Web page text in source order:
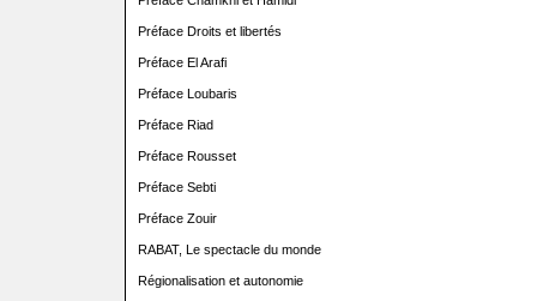
Préface Droits et libertés
Préface El Arafi
Préface Loubaris
Préface Riad
Préface Rousset
Préface Sebti
Préface Zouir
RABAT, Le spectacle du monde
Régionalisation et autonomie